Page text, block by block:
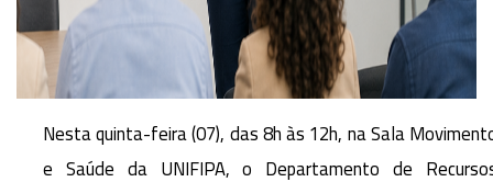
Nesta quinta-feira (07), das 8h às 12h, na Sala
e Saúde da UNIFIPA, o Departamento de